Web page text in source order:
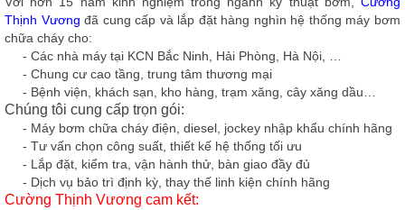
Thịnh Vương đã cung cấp và lắp đặt hàng nghìn hệ thống máy bơm
chữa cháy cho:
- Các nhà máy tại KCN Bắc Ninh, Hải Phòng, Hà Nội, …
- Chung cư cao tầng, trung tâm thương mại
- Bệnh viện, khách sạn, kho hàng, trạm xăng, cây xăng dầu…
Chúng tôi cung cấp trọn gói:
- Máy bơm chữa cháy điện, diesel, jockey nhập khẩu chính hãng
- Tư vấn chọn công suất, thiết kế hệ thống tối ưu
- Lắp đặt, kiểm tra, vận hành thử, bàn giao đầy đủ
- Dịch vụ bảo trì định kỳ, thay thế linh kiện chính hãng
Cường Thịnh Vương cam kết: